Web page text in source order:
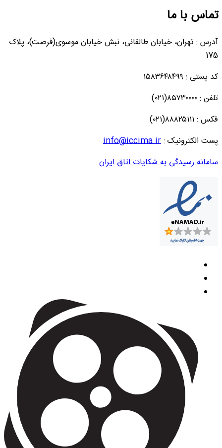
تماس با ما
آدرس : تهران، خیابان طالقانی، نبش خیابان موسوی(فرصت)، پلاک
175
کد پستی : ۱۵۸۳۶۴۸۴۹۹
تلفن : ۸۵۷۳۰۰۰۰(۰۲۱)
فکس : ۸۸۸۲۵۱۱۱(۰۲۱)
پست الکترونیک :info@iccima.ir
سامانه رسیدگی به شکایات اتاق ایران